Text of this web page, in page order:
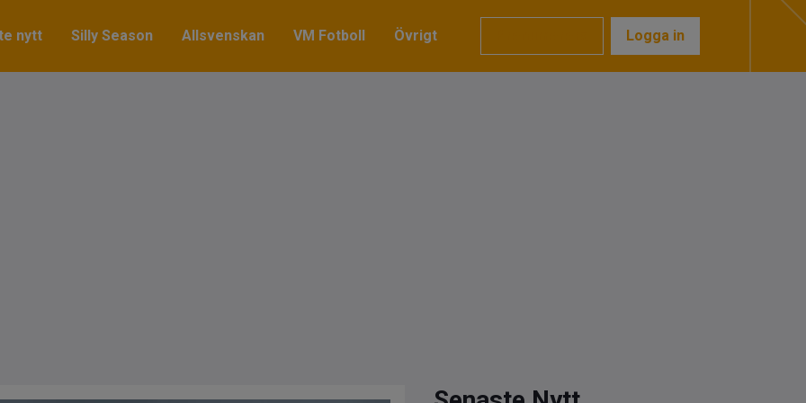
nytt Silly Season Allsvenskan VM Fotboll Övrigt Logga in